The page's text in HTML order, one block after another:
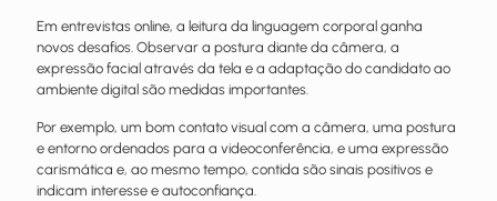
Em entrevistas online, a leitura da linguagem corporal ganha
novos desafios. Observar a postura diante da câmera, a
expressão facial através da tela e a adaptação do candidato ao
ambiente digital são medidas importantes.
Por exemplo, um bom contato visual com a câmera, uma postura
e entorno ordenados para a videoconferência, e uma expressão
carismática e, ao mesmo tempo, contida são sinais positivos e
indicam interesse e autoconfiança.